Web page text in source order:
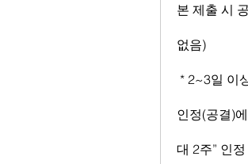
본 제출 시
없음)
인정(공결)
대 2주” 인정